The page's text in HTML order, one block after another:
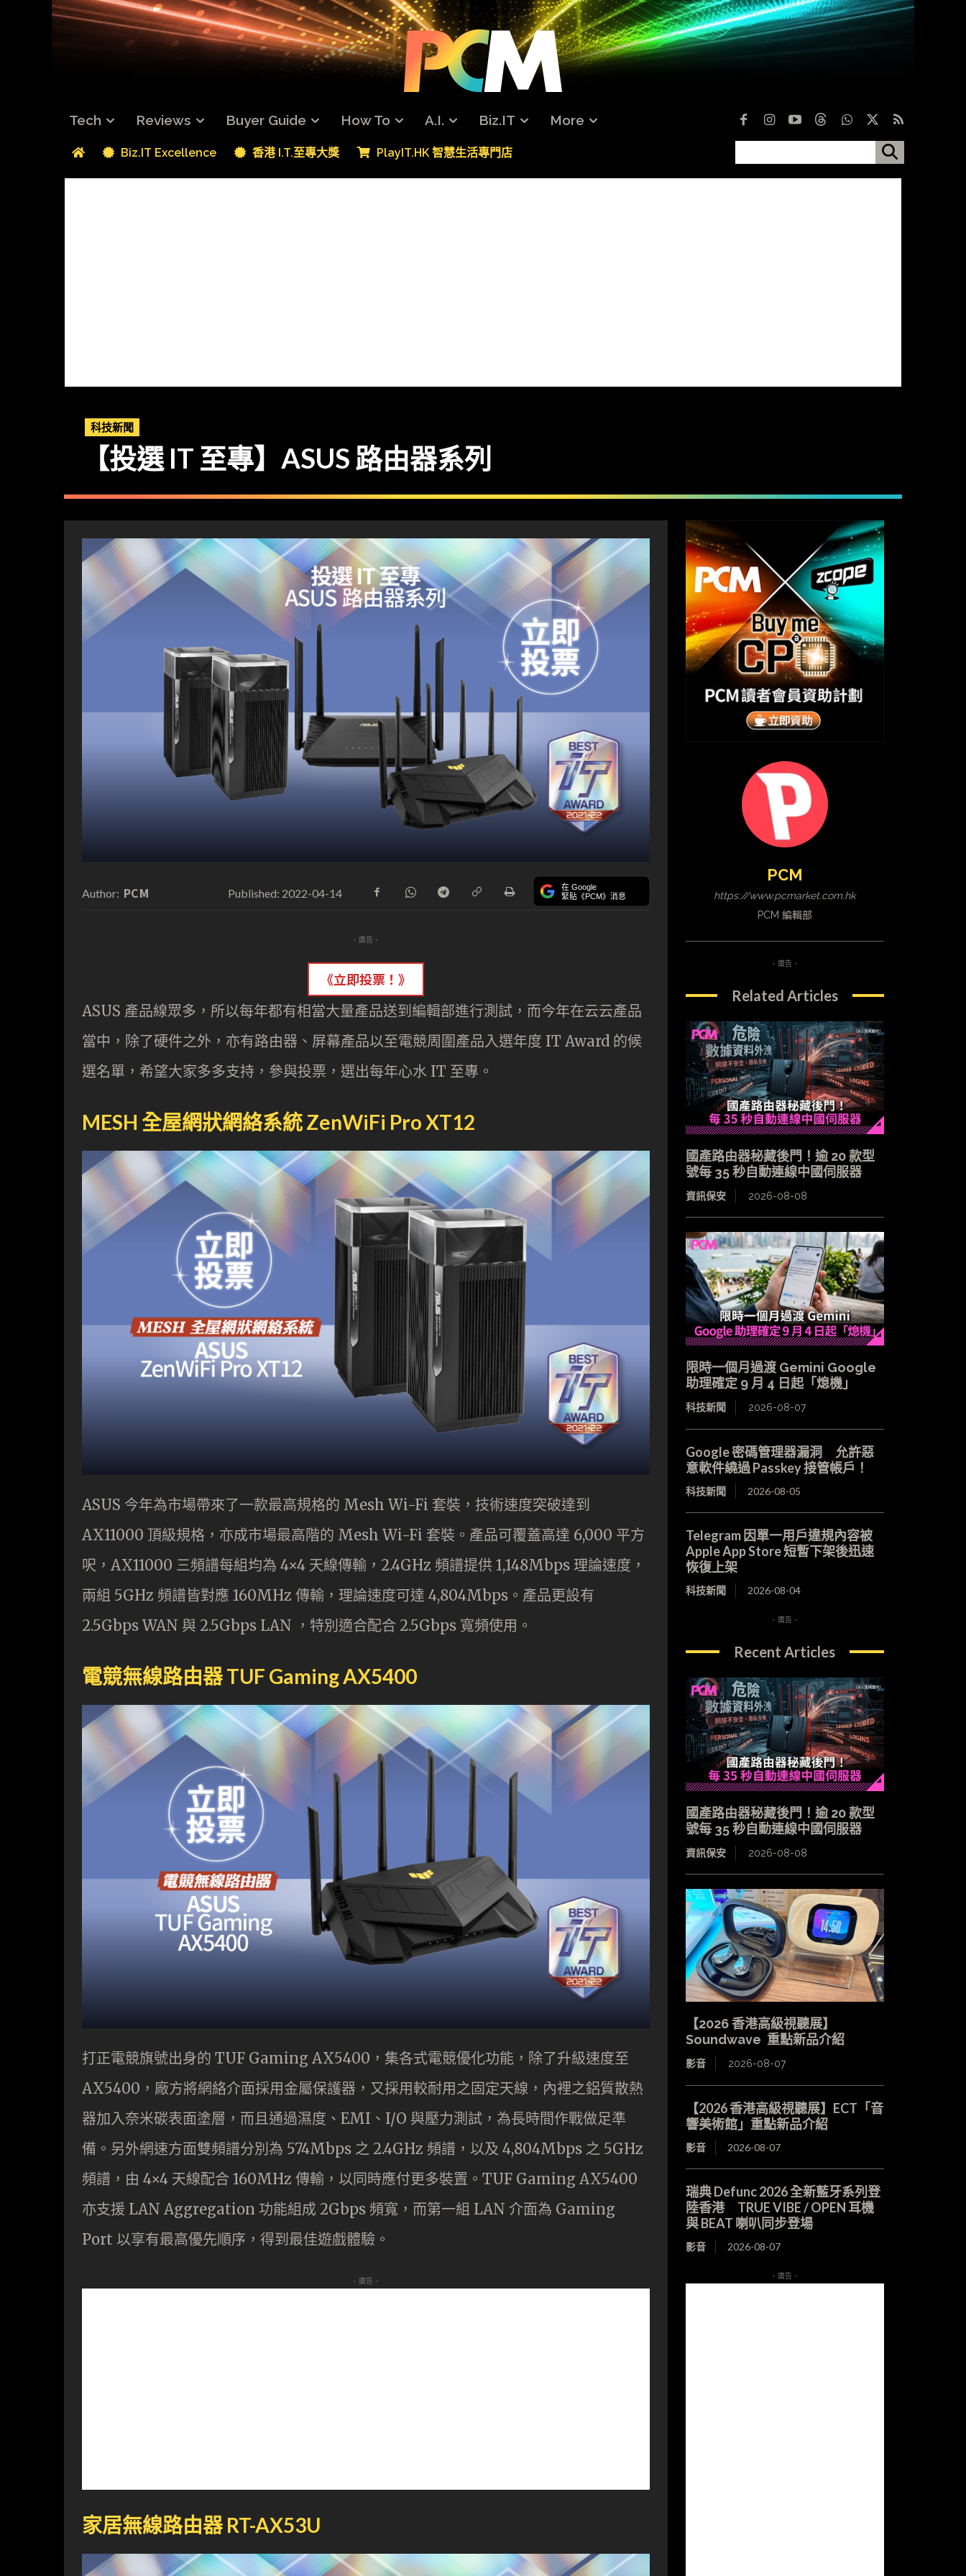
Tech Reviews Buyer Guide How To A.I. Biz.IT More
Biz.IT Excellence 香港 I.T.至專大獎 PlayIT.HK 智慧生活專門店
科技新聞
【投選 IT 至專】ASUS 路由器系列
Author: PCM Published: 2022-04-14 在 Google
緊貼《PCM》消息
- 廣告 -
《立即投票！》
ASUS 產品線眾多，所以每年都有相當大量產品送到編輯部進行測試，而今年在云云產品
當中，除了硬件之外，亦有路由器、屏幕產品以至電競周圍產品入選年度 IT Award 的候
選名單，希望大家多多支持，參與投票，選出每年心水 IT 至專。
MESH 全屋網狀網絡系統 ZenWiFi Pro XT12
ASUS 今年為市場帶來了一款最高規格的 Mesh Wi-Fi 套裝，技術速度突破達到
AX11000 頂級規格，亦成市場最高階的 Mesh Wi-Fi 套裝。產品可覆蓋高達 6,000 平方
呎，AX11000 三頻譜每組均為 4×4 天線傳輸，2.4GHz 頻譜提供 1,148Mbps 理論速度，
兩組 5GHz 頻譜皆對應 160MHz 傳輸，理論速度可達 4,804Mbps。產品更設有
2.5Gbps WAN 與 2.5Gbps LAN ，特別適合配合 2.5Gbps 寬頻使用。
電競無線路由器 TUF Gaming AX5400
打正電競旗號出身的 TUF Gaming AX5400，集各式電競優化功能，除了升級速度至
AX5400，廠方將網絡介面採用金屬保護器，又採用較耐用之固定天線，內裡之鋁質散熱
器加入奈米碳表面塗層，而且通過濕度、EMI、I/O 與壓力測試，為長時間作戰做足準
備。另外網速方面雙頻譜分別為 574Mbps 之 2.4GHz 頻譜，以及 4,804Mbps 之 5GHz
頻譜，由 4×4 天線配合 160MHz 傳輸，以同時應付更多裝置。TUF Gaming AX5400
亦支援 LAN Aggregation 功能組成 2Gbps 頻寬，而第一組 LAN 介面為 Gaming
Port 以享有最高優先順序，得到最佳遊戲體驗。
- 廣告 -
家居無線路由器 RT-AX53U
PCM
https://www.pcmarket.com.hk
PCM 編輯部
- 廣告 -
Related Articles
國產路由器秘藏後門！逾 20 款型
號每 35 秒自動連線中國伺服器
資訊保安 2026-08-08
限時一個月過渡 Gemini Google
助理確定 9 月 4 日起「熄機」
科技新聞 2026-08-07
Google 密碼管理器漏洞 允許惡
意軟件繞過 Passkey 接管帳戶！
科技新聞 2026-08-05
Telegram 因單一用戶違規內容被
Apple App Store 短暫下架後迅速
恢復上架
科技新聞 2026-08-04
- 廣告 -
Recent Articles
國產路由器秘藏後門！逾 20 款型
號每 35 秒自動連線中國伺服器
資訊保安 2026-08-08
【2026 香港高級視聽展】
Soundwave 重點新品介紹
影音 2026-08-07
【2026 香港高級視聽展】ECT「音
響美術館」重點新品介紹
影音 2026-08-07
瑞典 Defunc 2026 全新藍牙系列登
陸香港 TRUE VIBE / OPEN 耳機
與 BEAT 喇叭同步登場
影音 2026-08-07
- 廣告 -